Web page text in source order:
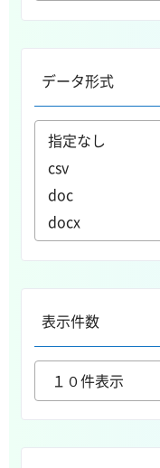
データ形式
表示件数